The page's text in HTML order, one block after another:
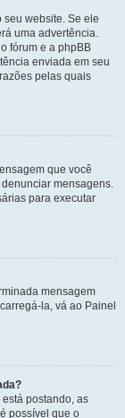
website. Se ele
uma advertência.
fórum e a phpBB
enviada em seu
pelas quais
que você
mensagens.
para executar
mensagem
la, vá ao Painel
postando, as
possível que o